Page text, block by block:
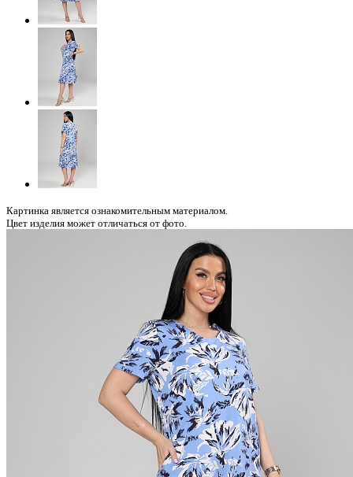
Картинка является ознакомительным материалом.
Цвет изделия может отличаться от фото.